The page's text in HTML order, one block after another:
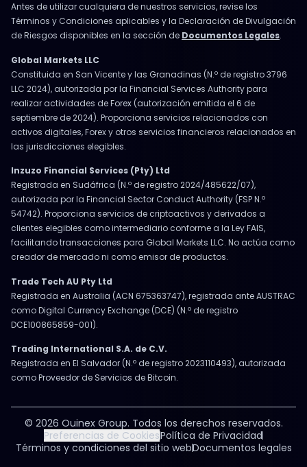
Antes de utilizar cualquiera de nuestros servicios, revise los
Términos y Condiciones aplicables y la Declaración de Divulgación
de Riesgos disponibles en la sección de Documentos Legales.
Global Markets LLC
Constituida en San Vicente y las Granadinas (N.º de registro 3796
LLC 2024), autorizada por la Financial Services Authority para
realizar actividades de Forex (autorización emitida el 6 de
septiembre de 2024). Proporciona servicios relacionados con
activos digitales, Forex y otros servicios financieros relacionados en
las jurisdicciones elegibles.
Inzuzo Financial Services (Pty) Ltd
Registrada en Sudáfrica (N.º de registro 2024/485622/07),
autorizada por la Financial Sector Conduct Authority (FSP N.º
54742). Proporciona servicios de criptoactivos y derivados a
clientes elegibles como intermediario conforme a la Ley FAIS,
facilitando transacciones para Global Markets LLC. No actúa como
creador de mercado ni como emisor de productos.
Trade Tech AU Pty Ltd
Registrada en Australia (ACN 675363747), registrada ante AUSTRAC
como Digital Currency Exchange (DCE) (N.º de registro
DCE100865859-001).
Trading International S.A. de C.V.
Registrada en El Salvador (N.º de registro 2023110493), autorizada
como Proveedor de Servicios de Bitcoin.
© 2026 Ouinex Group. Todos los derechos reservados.
Preferencias de CookiesPolítica de Privacidad
Términos y condiciones del sitio webDocumentos legales